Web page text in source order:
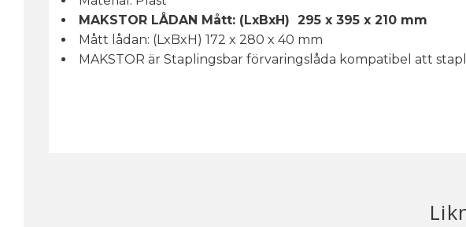
MAKSTOR LÅDAN Mått: (LxBxH) 295 x 395 x 210 mm
Mått lådan: (LxBxH) 172 x 280 x 40 mm
MAKSTOR är Staplingsbar förvaringslåda kompatibel att